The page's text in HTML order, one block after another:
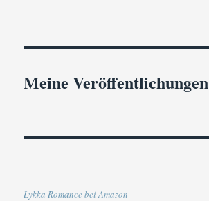
Meine Veröffentlichungen
Lykka Romance bei Amazon